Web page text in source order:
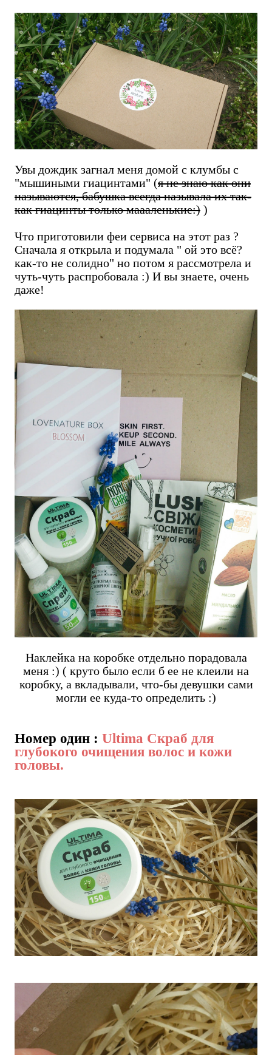
Увы дождик загнал меня домой с клумбы с
"мышиными гиацинтами" (я не знаю как они
называются, бабушка всегда называла их так-
как гиацинты только маааленькие:) )
Что приготовили феи сервиса на этот раз ?
Сначала я открыла и подумала " ой это всё?
как-то не солидно" но потом я рассмотрела и
чуть-чуть распробовала :) И вы знаете, очень
даже!
Наклейка на коробке отдельно порадовала
меня :) ( круто было если б ее не клеили на
коробку, а вкладывали, что-бы девушки сами
могли ее куда-то определить :)
Номер один : Ultima Скраб для
глубокого очищения волос и кожи
головы.